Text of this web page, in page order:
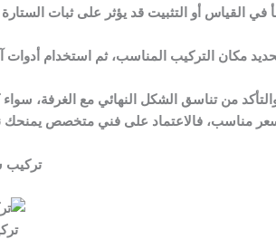
القياس أو التثبيت قد يؤثر على ثبات الستارة
مكان التركيب المناسب، ثم استخدام
من تناسق الشكل النهائي مع الغرفة،
وسعر مناسب، فالاعتماد على فني متخصص يمنحك
تركيب